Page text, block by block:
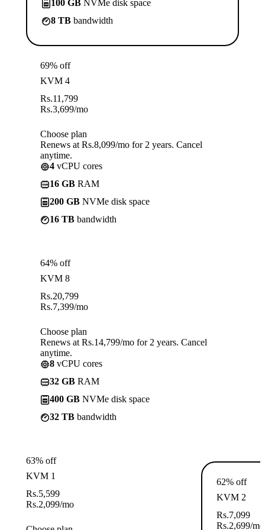
100 GB NVMe disk space
8 TB bandwidth
69% off
KVM 4
Rs.11,799
Rs.3,699/mo
Choose plan
Renews at Rs.8,099/mo for 2 years. Cancel
anytime.
4 vCPU cores
16 GB RAM
200 GB NVMe disk space
16 TB bandwidth
64% off
KVM 8
Rs.20,799
Rs.7,399/mo
Choose plan
Renews at Rs.14,799/mo for 2 years. Cancel
anytime.
8 vCPU cores
32 GB RAM
400 GB NVMe disk space
32 TB bandwidth
63% off
KVM 1
Rs.5,599
Rs.2,099/mo
62% off
KVM 2
Rs.7,099
Rs.2,699/mo